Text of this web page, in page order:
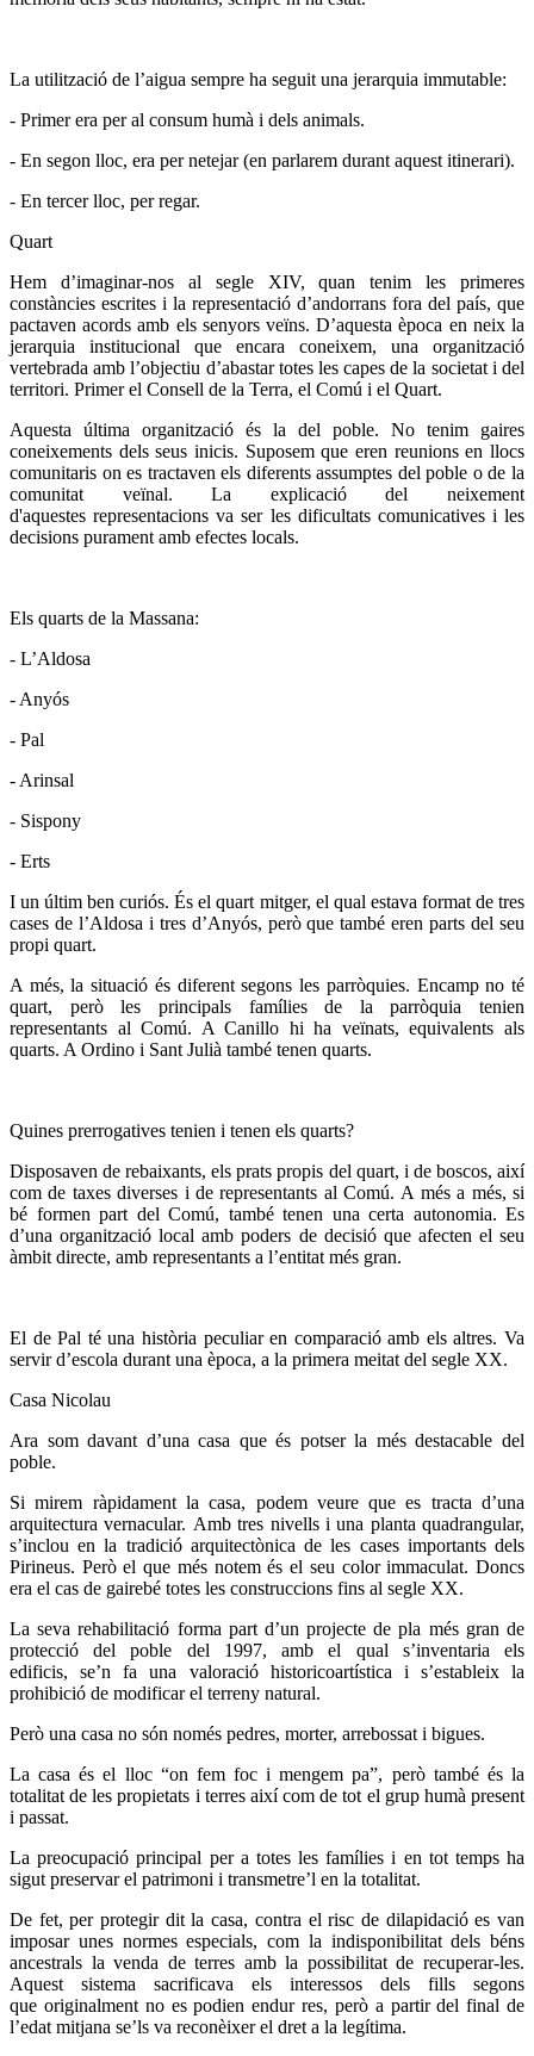
La utilització de l’aigua sempre ha seguit una jerarquia immutable:
- Primer era per al consum humà i dels animals.
- En segon lloc, era per netejar (en parlarem durant aquest itinerari).
- En tercer lloc, per regar.
Quart
Hem d’imaginar-nos al segle XIV, quan tenim les primeres
constàncies escrites i la representació d’andorrans fora del país, que
pactaven acords amb els senyors veïns. D’aquesta època en neix la
jerarquia institucional que encara coneixem, una organització
vertebrada amb l’objectiu d’abastar totes les capes de la societat i del
territori. Primer el Consell de la Terra, el Comú i el Quart.
Aquesta última organització és la del poble. No tenim gaires
coneixements dels seus inicis. Suposem que eren reunions en llocs
comunitaris on es tractaven els diferents assumptes del poble o de la
comunitat veïnal. La explicació del neixement
d'aquestes representacions va ser les dificultats comunicatives i les
decisions purament amb efectes locals.
Els quarts de la Massana:
- L’Aldosa
- Anyós
- Pal
- Arinsal
- Sispony
- Erts
I un últim ben curiós. És el quart mitger, el qual estava format de tres
cases de l’Aldosa i tres d’Anyós, però que també eren parts del seu
propi quart.
A més, la situació és diferent segons les parròquies. Encamp no té
quart, però les principals famílies de la parròquia tenien
representants al Comú. A Canillo hi ha veïnats, equivalents als
quarts. A Ordino i Sant Julià també tenen quarts.
Quines prerrogatives tenien i tenen els quarts?
Disposaven de rebaixants, els prats propis del quart, i de boscos, així
com de taxes diverses i de representants al Comú. A més a més, si
bé formen part del Comú, també tenen una certa autonomia. Es
d’una organització local amb poders de decisió que afecten el seu
àmbit directe, amb representants a l’entitat més gran.
El de Pal té una història peculiar en comparació amb els altres. Va
servir d’escola durant una època, a la primera meitat del segle XX.
Casa Nicolau
Ara som davant d’una casa que és potser la més destacable del
poble.
Si mirem ràpidament la casa, podem veure que es tracta d’una
arquitectura vernacular. Amb tres nivells i una planta quadrangular,
s’inclou en la tradició arquitectònica de les cases importants dels
Pirineus. Però el que més notem és el seu color immaculat. Doncs
era el cas de gairebé totes les construccions fins al segle XX.
La seva rehabilitació forma part d’un projecte de pla més gran de
protecció del poble del 1997, amb el qual s’inventaria els
edificis, se’n fa una valoració historicoartística i s’estableix la
prohibició de modificar el terreny natural.
Però una casa no són només pedres, morter, arrebossat i bigues.
La casa és el lloc “on fem foc i mengem pa”, però també és la
totalitat de les propietats i terres així com de tot el grup humà present
i passat.
La preocupació principal per a totes les famílies i en tot temps ha
sigut preservar el patrimoni i transmetre’l en la totalitat.
De fet, per protegir dit la casa, contra el risc de dilapidació es van
imposar unes normes especials, com la indisponibilitat dels béns
ancestrals la venda de terres amb la possibilitat de recuperar-les.
Aquest sistema sacrificava els interessos dels fills segons
que originalment no es podien endur res, però a partir del final de
l’edat mitjana se’ls va reconèixer el dret a la legítima.